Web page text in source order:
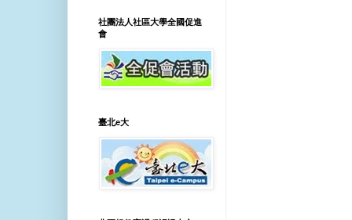
社團法人社區大學全國促進
會
臺北e大